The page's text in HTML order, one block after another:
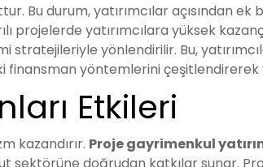
Bu durum, yatırımcılar açısından ek
projelerde yatırımcılara yüksek
yönlendirilir. Bu,
finansman yöntemlerini çeşitlendirerek
Etkileri
kazandırır. Proje gayrimenkul